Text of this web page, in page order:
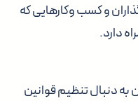
و کسب وکارهایی که
دارد.
دنبال تنظیم قوانین